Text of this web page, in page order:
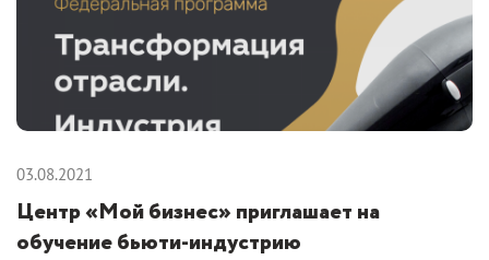
03.08.2021
Центр «Мой бизнес» приглашает на
обучение бьюти-индустрию